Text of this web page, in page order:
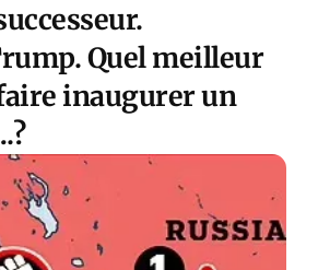
Quel meilleur
inaugurer un